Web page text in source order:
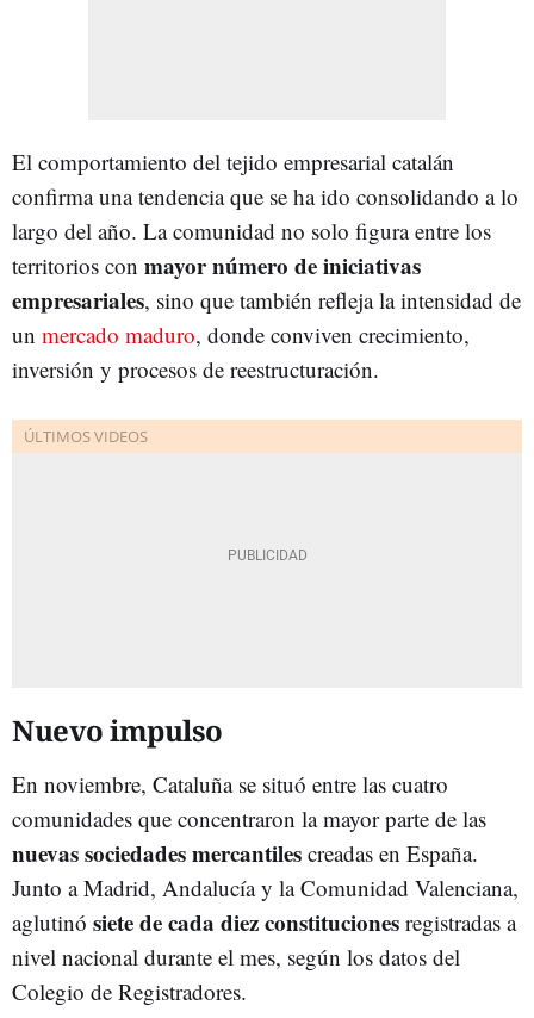
El comportamiento del tejido empresarial catalán
confirma una tendencia que se ha ido consolidando a lo
largo del año. La comunidad no solo figura entre los
territorios con mayor número de iniciativas
empresariales, sino que también refleja la intensidad de
un mercado maduro, donde conviven crecimiento,
inversión y procesos de reestructuración.
Nuevo impulso
En noviembre, Cataluña se situó entre las cuatro
comunidades que concentraron la mayor parte de las
nuevas sociedades mercantiles creadas en España.
Junto a Madrid, Andalucía y la Comunidad Valenciana,
aglutinó siete de cada diez constituciones registradas a
nivel nacional durante el mes, según los datos del
Colegio de Registradores.